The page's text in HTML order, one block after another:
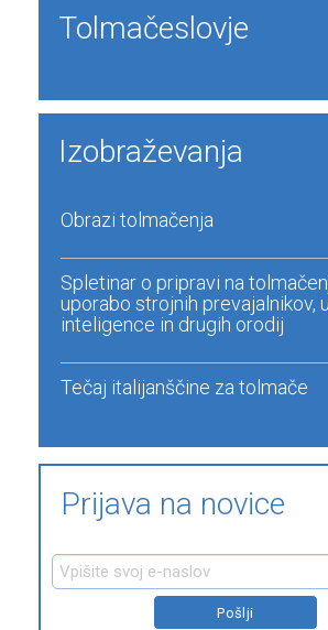
Tolmačeslovje
Izobraževanja
Obrazi tolmačenja
Spletinar o pripravi na
uporabo strojnih prevajalnikov,
inteligence in drugih orodij
Tečaj italijanščine za tolmače
Prijava na novice